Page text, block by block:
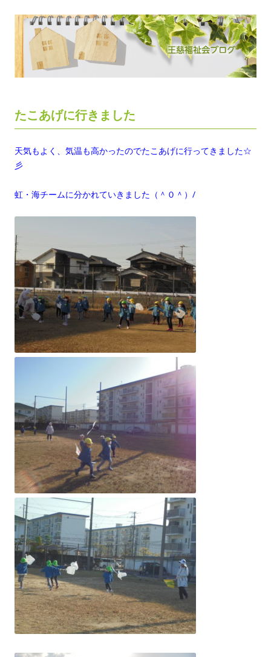
たこあげに行きました
天気もよく、気温も高かったのでたこあげに行ってきました☆
彡
虹・海チームに分かれていきました（＾０＾）/